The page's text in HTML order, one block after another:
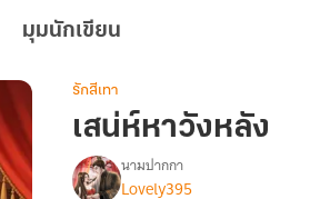
มุมนักเขียน
รักสีเทา
เสน่ห์หาวังหลัง
เรื่อง
นามปากกา
Lovely395